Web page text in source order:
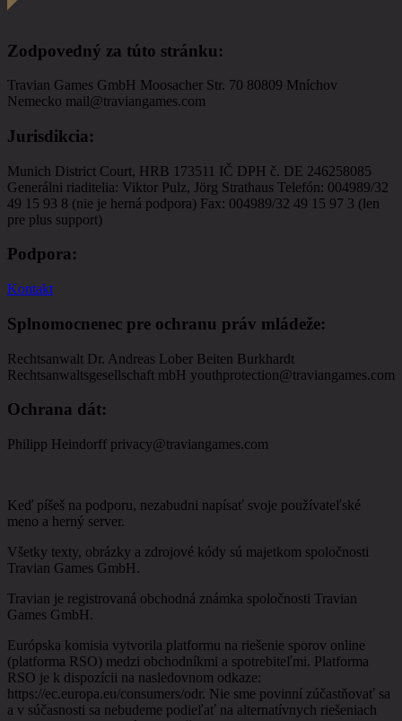
Zodpovedný za túto stránku:
Travian Games GmbH Moosacher Str. 70 80809 Mníchov
Nemecko mail@traviangames.com
Jurisdikcia:
Munich District Court, HRB 173511 IČ DPH č. DE 246258085
Generálni riaditelia: Viktor Pulz, Jörg Strathaus Telefón: 004989/32
49 15 93 8 (nie je herná podpora) Fax: 004989/32 49 15 97 3 (len
pre plus support)
Podpora:
Kontakt
Splnomocnenec pre ochranu práv mládeže:
Rechtsanwalt Dr. Andreas Lober Beiten Burkhardt
Rechtsanwaltsgesellschaft mbH youthprotection@traviangames.com
Ochrana dát:
Philipp Heindorff privacy@traviangames.com
Keď píšeš na podporu, nezabudni napísať svoje používateľské
meno a herný server.
Všetky texty, obrázky a zdrojové kódy sú majetkom spoločnosti
Travian Games GmbH.
Travian je registrovaná obchodná známka spoločnosti Travian
Games GmbH.
Európska komisia vytvorila platformu na riešenie sporov online
(platforma RSO) medzi obchodníkmi a spotrebiteľmi. Platforma
RSO je k dispozícii na nasledovnom odkaze:
https://ec.europa.eu/consumers/odr. Nie sme povinní zúčastňovať sa
a v súčasnosti sa nebudeme podieľať na alternatívnych riešeniach